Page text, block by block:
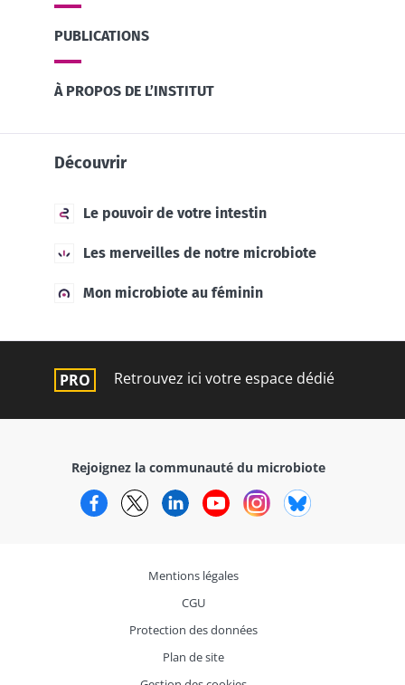
PUBLICATIONS
À PROPOS DE L’INSTITUT
Découvrir
Le pouvoir de votre intestin
Les merveilles de notre microbiote
Mon microbiote au féminin
Retrouvez ici votre espace dédié
Rejoignez la communauté du microbiote
FacebookTwitterLinkedInYouTubeInstagram
Mentions légales
CGU
Protection des données
Plan de site